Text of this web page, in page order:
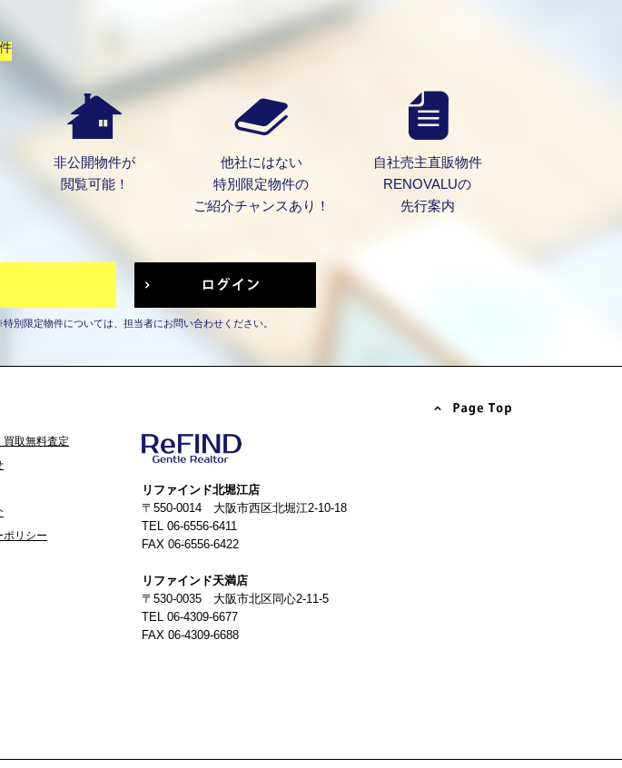
件
非公開物件が
閲覧可能！
他社にはない
特別限定物件の
ご紹介チャンスあり！
自社売主直販物件
RENOVALUの
先行案内
別限定物件については、担当者にお問い合わせください。
取無料査定
ポリシー
リファインド北堀江店
〒550-0014 大阪市西区北堀江2-10-18
TEL 06-6556-6411
FAX 06-6556-6422
リファインド天満店
〒530-0035 大阪市北区同心2-11-5
TEL 06-4309-6677
FAX 06-4309-6688